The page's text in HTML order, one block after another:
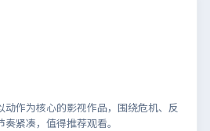
作为核心的影视作品，围绕危机、反
紧凑，值得推荐观看。